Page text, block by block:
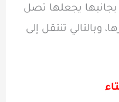
بجانبها يجعلها تصل
وبالتالي تنتقل إلى